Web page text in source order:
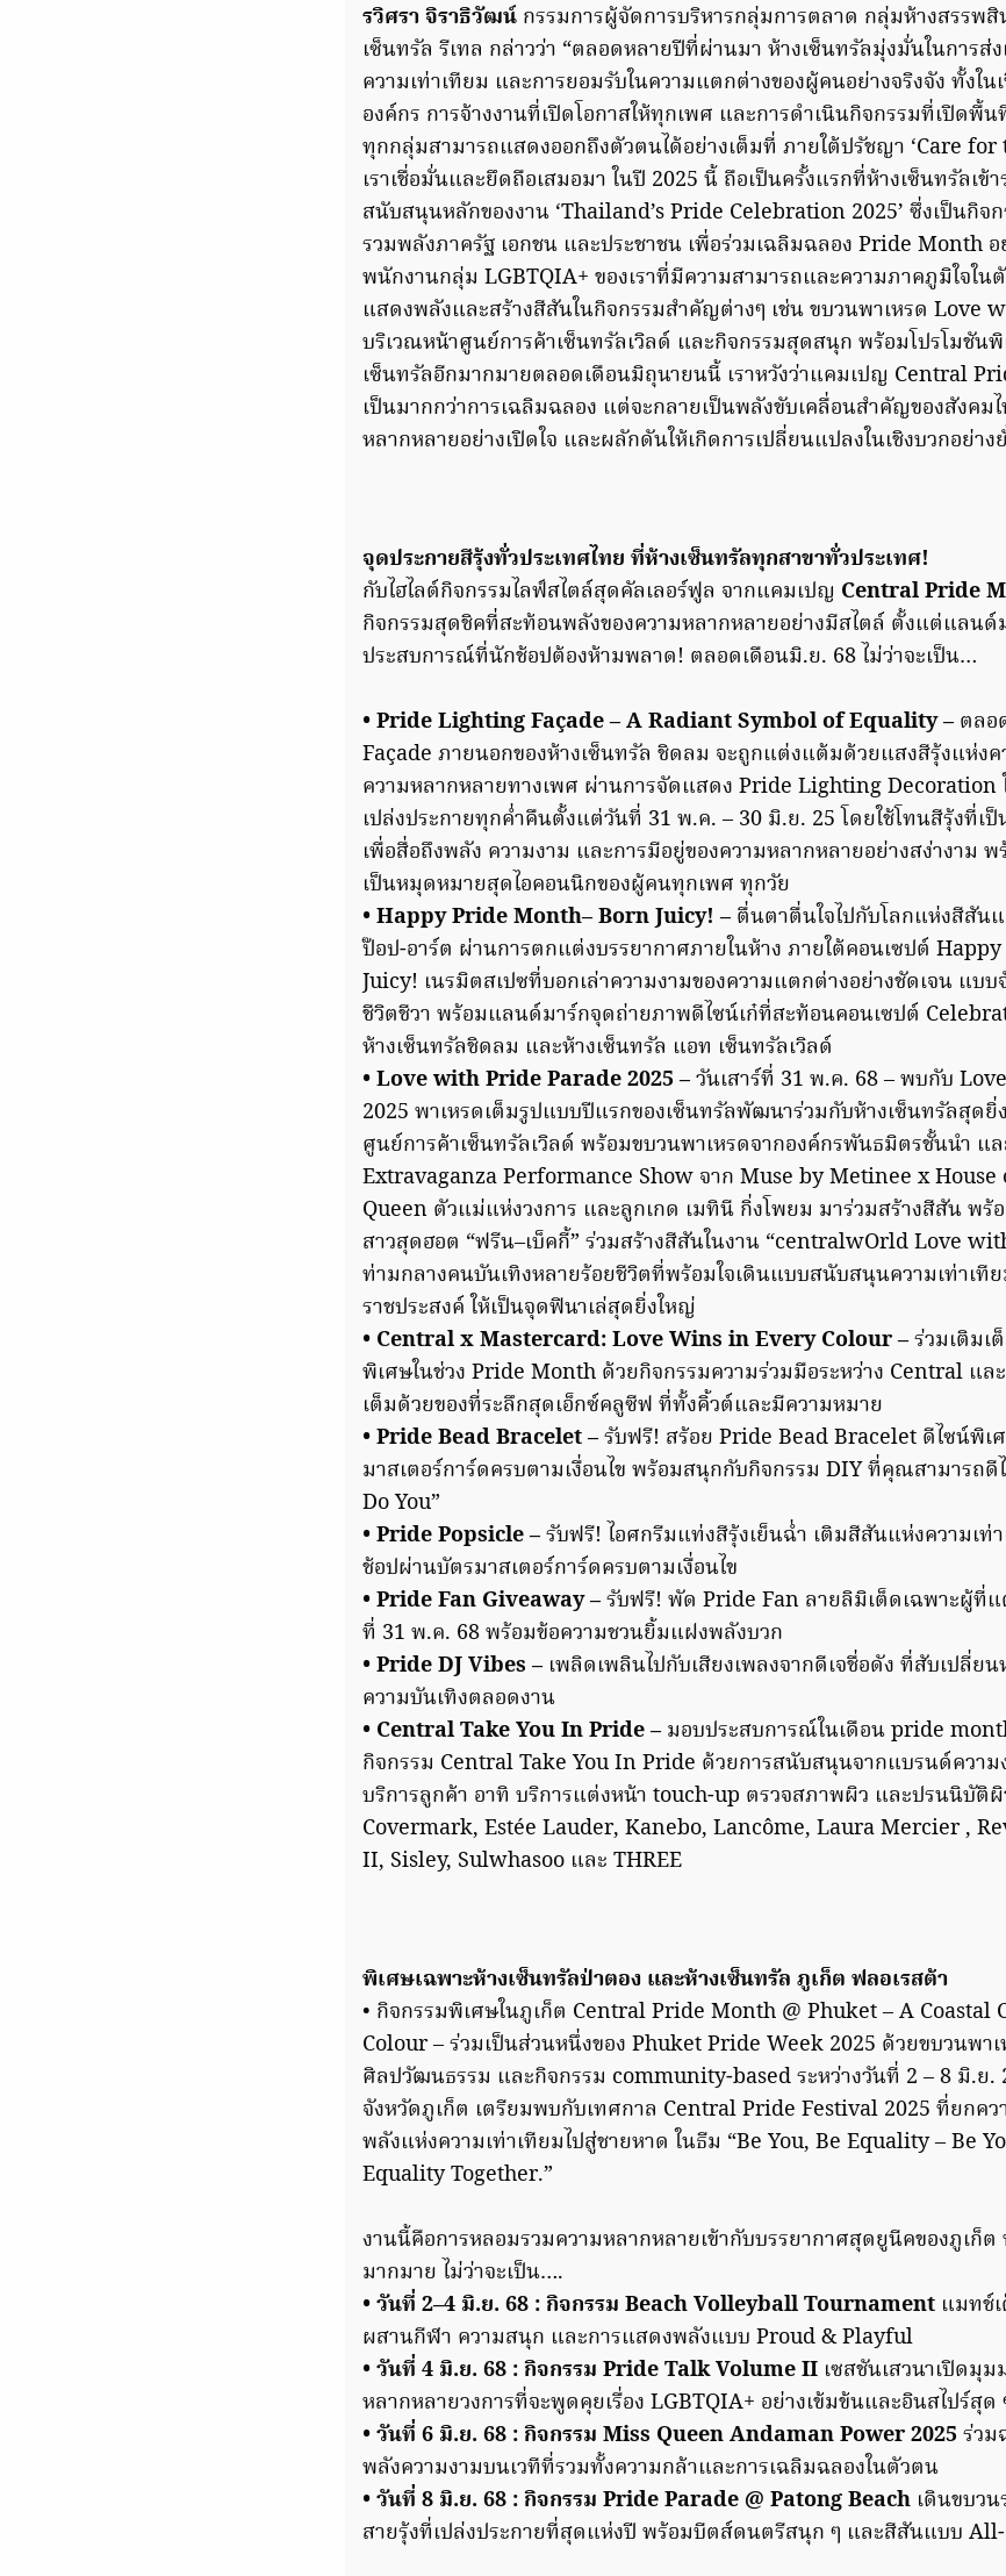
รวิศรา จิราธิวัฒน์ กรรมการผู้จัดการบริหารกลุ่มการตลาด กลุ่มห้างสรรพสิ
เซ็นทรัล รีเทล กล่าวว่า “ตลอดหลายปีที่ผ่านมา ห้างเซ็นทรัลมุ่งมั่นในการส่
ความเท่าเทียม และการยอมรับในความแตกต่างของผู้คนอย่างจริงจัง ทั้งใน
องค์กร การจ้างงานที่เปิดโอกาสให้ทุกเพศ และการดำเนินกิจกรรมที่เปิดพื้
ทุกกลุ่มสามารถแสดงออกถึงตัวตนได้อย่างเต็มที่ ภายใต้ปรัชญา ‘Care
เราเชื่อมั่นและยึดถือเสมอมา ในปี 2025 นี้ ถือเป็นครั้งแรกที่ห้างเซ็นทรัลเข้
สนับสนุนหลักของงาน ‘Thailand’s Pride Celebration 2025’ ซึ่งเป็นกิจ
รวมพลังภาครัฐ เอกชน และประชาชน เพื่อร่วมเฉลิมฉลอง Pride Month อ
พนักงานกลุ่ม LGBTQIA+ ของเราที่มีความสามารถและความภาคภูมิใจใน
แสดงพลังและสร้างสีสันในกิจกรรมสำคัญต่างๆ เช่น ขบวนพาเหรด Love
บริเวณหน้าศูนย์การค้าเซ็นทรัลเวิลด์ และกิจกรรมสุดสนุก พร้อมโปรโมชัน
เซ็นทรัลอีกมากมายตลอดเดือนมิถุนายนนี้ เราหวังว่าแคมเปญ Central
เป็นมากกว่าการเฉลิมฉลอง แต่จะกลายเป็นพลังขับเคลื่อนสำคัญของสังคม
หลากหลายอย่างเปิดใจ และผลักดันให้เกิดการเปลี่ยนแปลงในเชิงบวกอย่าง
จุดประกายสีรุ้งทั่วประเทศไทย ที่ห้างเซ็นทรัลทุกสาขาทั่วประเทศ!
กับไฮไลต์กิจกรรมไลฟ์สไตล์สุดคัลเลอร์ฟูล จากแคมเปญ Central Pride
กิจกรรมสุดชิคที่สะท้อนพลังของความหลากหลายอย่างมีสไตล์ ตั้งแต่แลนด์
ประสบการณ์ที่นักช้อปต้องห้ามพลาด! ตลอดเดือนมิ.ย. 68 ไม่ว่าจะเป็น…
• Pride Lighting Façade – A Radiant Symbol of Equality – ตลอ
Façade ภายนอกของห้างเซ็นทรัล ชิดลม จะถูกแต่งแต้มด้วยแสงสีรุ้งแห่งค
ความหลากหลายทางเพศ ผ่านการจัดแสดง Pride Lighting Decoration
เปล่งประกายทุกค่ำคืนตั้งแต่วันที่ 31 พ.ค. – 30 มิ.ย. 25 โดยใช้โทนสีรุ้งที่
เพื่อสื่อถึงพลัง ความงาม และการมีอยู่ของความหลากหลายอย่างสง่างาม
เป็นหมุดหมายสุดไอคอนนิกของผู้คนทุกเพศ ทุกวัย
• Happy Pride Month– Born Juicy! – ตื่นตาตื่นใจไปกับโลกแห่งสีสัน
ป๊อป-อาร์ต ผ่านการตกแต่งบรรยากาศภายในห้าง ภายใต้คอนเซปต์
Juicy! เนรมิตสเปซที่บอกเล่าความงามของความแตกต่างอย่างชัดเจน แบ
ชีวิตชีวา พร้อมแลนด์มาร์กจุดถ่ายภาพดีไซน์เก๋ที่สะท้อนคอนเซปต์
ห้างเซ็นทรัลชิดลม และห้างเซ็นทรัล แอท เซ็นทรัลเวิลด์
• Love with Pride Parade 2025 –วันเสาร์ที่ 31 พ.ค. 68 – พบกับ
2025 พาเหรดเต็มรูปแบบปีแรกของเซ็นทรัลพัฒนาร่วมกับห้างเซ็นทรัลสุด
ศูนย์การค้าเซ็นทรัลเวิลด์ พร้อมขบวนพาเหรดจากองค์กรพันธมิตรชั้นนำ แล
Extravaganza Performance Show จาก Muse by Metinee x House
Queen ตัวแม่แห่งวงการ และลูกเกด เมทินี กิ่งโพยม มาร่วมสร้างสีสัน พร้
สาวสุดฮอต “ฟรีน–เบ็คกี้” ร่วมสร้างสีสันในงาน “centralwOrld Love
ท่ามกลางคนบันเทิงหลายร้อยชีวิตที่พร้อมใจเดินแบบสนับสนุนความเท่าเที
ราชประสงค์ ให้เป็นจุดฟินาเล่สุดยิ่งใหญ่
• Central x Mastercard: Love Wins in Every Colour –ร่วมเติม
พิเศษในช่วง Pride Month ด้วยกิจกรรมความร่วมมือระหว่าง Central แ
เต็มด้วยของที่ระลึกสุดเอ็กซ์คลูซีฟ ที่ทั้งคิ้วต์และมีความหมาย
• Pride Bead Bracelet –รับฟรี! สร้อย Pride Bead Bracelet ดีไซน์พิเ
มาสเตอร์การ์ดครบตามเงื่อนไข พร้อมสนุกกับกิจกรรม DIY ที่คุณสามารถดี
Do You”
• Pride Popsicle –รับฟรี! ไอศกรีมแท่งสีรุ้งเย็นฉ่ำ เติมสีสันแห่งความเท่
ช้อปผ่านบัตรมาสเตอร์การ์ดครบตามเงื่อนไข
• Pride Fan Giveaway –รับฟรี! พัด Pride Fan ลายลิมิเต็ดเฉพาะผู้ที่
ที่ 31 พ.ค. 68 พร้อมข้อความชวนยิ้มแฝงพลังบวก
• Pride DJ Vibes – เพลิดเพลินไปกับเสียงเพลงจากดีเจชื่อดัง ที่สับเปลี่ย
ความบันเทิงตลอดงาน
• Central Take You In Pride – มอบประสบการณ์ในเดือน pride
กิจกรรม Central Take You In Pride ด้วยการสนับสนุนจากแบรนด์ความ
บริการลูกค้า อาทิ บริการแต่งหน้า touch-up ตรวจสภาพผิว และปรนนิบัติ
Covermark, Estée Lauder, Kanebo, Lancôme, Laura Mercier ,
II, Sisley, Sulwhasoo และ THREE
พิเศษเฉพาะห้างเซ็นทรัลป่าตอง และห้างเซ็นทรัล ภูเก็ต ฟลอเรสต้า
• กิจกรรมพิเศษในภูเก็ต Central Pride Month @ Phuket – A Coastal
Colour – ร่วมเป็นส่วนหนึ่งของ Phuket Pride Week 2025 ด้วยขบวนพา
ศิลปวัฒนธรรม และกิจกรรม community-based ระหว่างวันที่ 2 – 8 มิ.ย
จังหวัดภูเก็ต เตรียมพบกับเทศกาล Central Pride Festival 2025 ที่ยกค
พลังแห่งความเท่าเทียมไปสู่ชายหาด ในธีม “Be You, Be Equality – Be
Equality Together.”
งานนี้คือการหลอมรวมความหลากหลายเข้ากับบรรยากาศสุดยูนีคของภูเก็ต
มากมาย ไม่ว่าจะเป็น….
• วันที่ 2–4 มิ.ย. 68 : กิจกรรม Beach Volleyball Tournament แมทช์
ผสานกีฬา ความสนุก และการแสดงพลังแบบ Proud & Playful
• วันที่ 4 มิ.ย. 68 : กิจกรรม Pride Talk Volume II เซสชันเสวนาเปิดมุ
หลากหลายวงการที่จะพูดคุยเรื่อง LGBTQIA+ อย่างเข้มข้นและอินสไปร์สุด
• วันที่ 6 มิ.ย. 68 : กิจกรรม Miss Queen Andaman Power 2025 ร่วม
พลังความงามบนเวทีที่รวมทั้งความกล้าและการเฉลิมฉลองในตัวตน
• วันที่ 8 มิ.ย. 68 : กิจกรรม Pride Parade @ Patong Beach เดินขบว
สายรุ้งที่เปล่งประกายที่สุดแห่งปี พร้อมบีตส์ดนตรีสนุก ๆ และสีสันแบบ